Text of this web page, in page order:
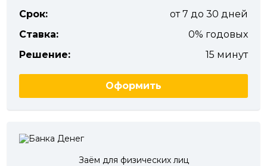
Срок:
от 7 до 30 дней
Ставка:
0% годовых
Решение:
15 минут
Оформить
Заём для физических лиц